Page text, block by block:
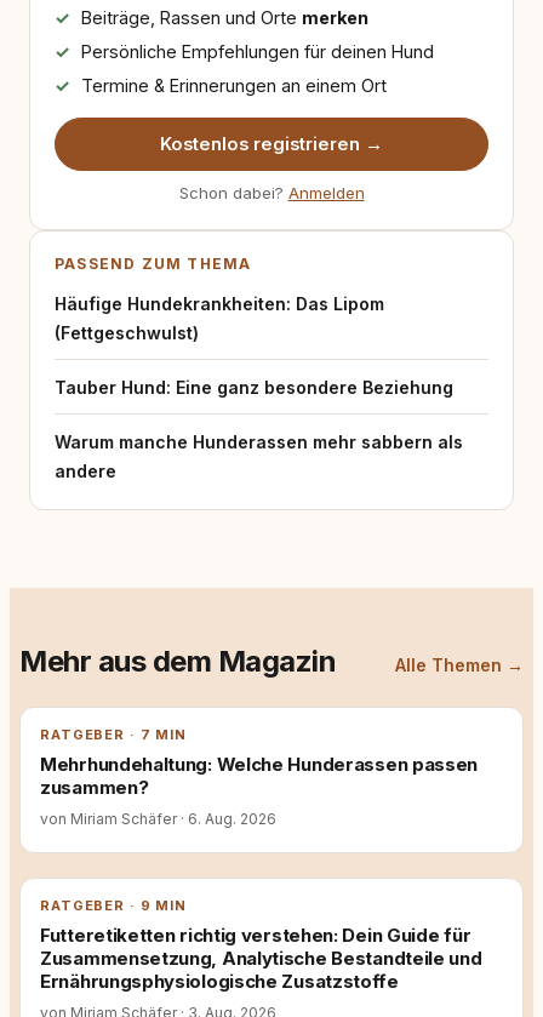
Beiträge, Rassen und Orte merken
Persönliche Empfehlungen für deinen Hund
Termine & Erinnerungen an einem Ort
Kostenlos registrieren →
Schon dabei? Anmelden
PASSEND ZUM THEMA
Häufige Hundekrankheiten: Das Lipom
(Fettgeschwulst)
Tauber Hund: Eine ganz besondere Beziehung
Warum manche Hunderassen mehr sabbern als
andere
Mehr aus dem Magazin Alle Themen →
RATGEBER · 7 MIN
Mehrhundehaltung: Welche Hunderassen passen
zusammen?
von Miriam Schäfer · 6. Aug. 2026
RATGEBER · 9 MIN
Futteretiketten richtig verstehen: Dein Guide für
Zusammensetzung, Analytische Bestandteile und
Ernährungsphysiologische Zusatzstoffe
von Miriam Schäfer · 3. Aug. 2026